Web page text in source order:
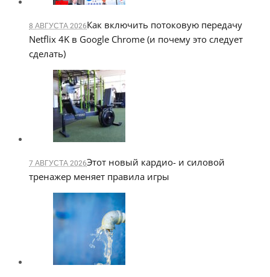
8 АВГУСТА 2026Как включить потоковую передачу
Netflix 4K в Google Chrome (и почему это следует
сделать)
7 АВГУСТА 2026Этот новый кардио- и силовой
тренажер меняет правила игры